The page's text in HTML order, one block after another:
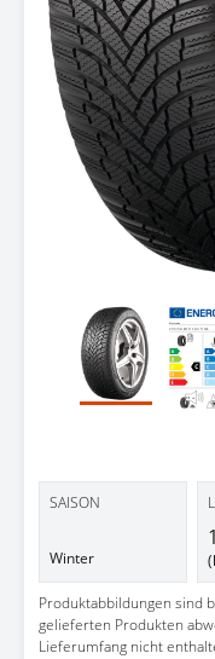
SAISON
Winter
Produktabbildungen sind
gelieferten Produkten
Lieferumfang nicht